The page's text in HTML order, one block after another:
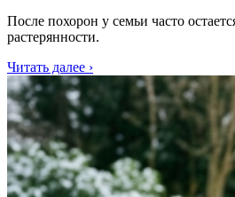
После похорон у семьи часто
растерянности.
Читать далее ›